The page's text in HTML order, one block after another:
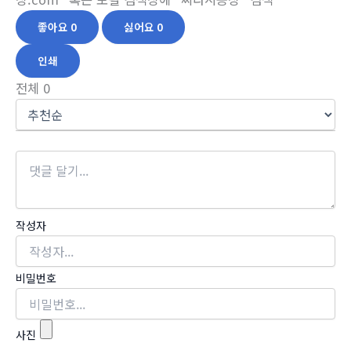
좋아요 0 싫어요 0
인쇄
전체 0
작성자
비밀번호
사진